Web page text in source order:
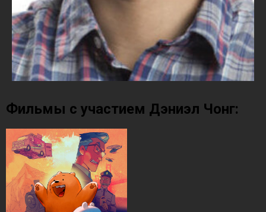
Фильмы с участием Дэниэл Чонг: